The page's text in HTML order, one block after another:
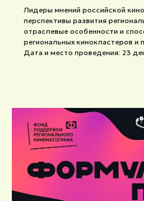
Лидеры мнений российской
перспективы развития
отраслевые особенности и
региональных кинокластеров и
Дата и место проведения: 23